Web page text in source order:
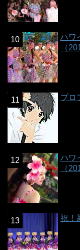
ハワ
（
プロ
ハワ
（
祝！